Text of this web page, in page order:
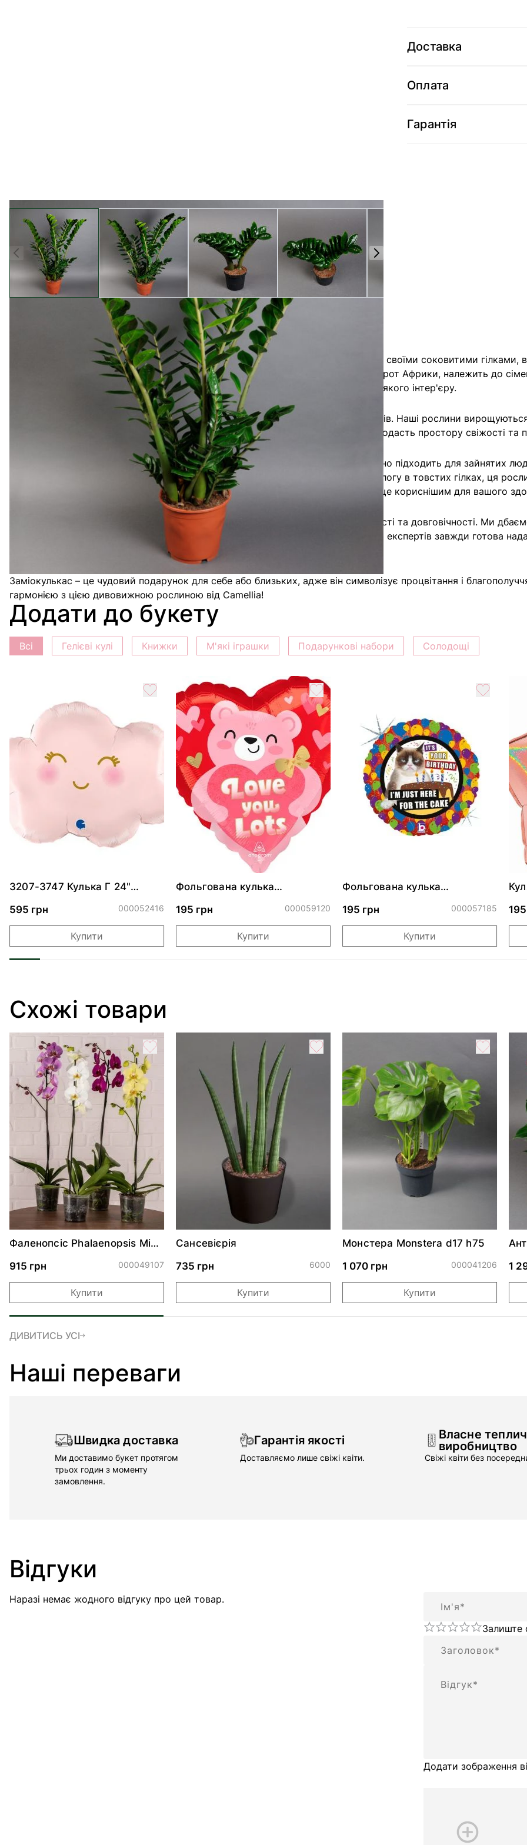
View larger image View larger image
Доставка
Оплата
Гарантія
Характеристика
Заміокулькас - яскрава трав'яниста рослина, яка не може не привертати увагу своїми соковитими
тропіки африканських лісів. І не дивно, адже ця рослина родом з тропічних широт Африки, належить до
спокійно переносить посуху і спеку, що робить її ідеальним вибором для будь-якого інтер'єру.
У магазині Camellia ми пропонуємо вам заміокулькас від кращих постачальників. Наші рослини
якість і здоров'я. Прикрасьте свій дім або офіс цією екзотичною красою, яка додасть простору свіжості
Заміокулькас не лише красивий, але й дуже невибагливий у догляді. Він ідеально підходить для зайнятих
багато часу на догляд за рослинами. Завдяки своїй здатності накопичувати вологу в товстих гілках, ця
того ж, заміокулькас очищає повітря від шкідливих речовин, що робить його ще кориснішим для вашого
Купуючи заміокулькас у магазині Camellia, ви можете бути впевнені в його якості та довговічності. Ми
найкращому стані, готова тішити вас своїм виглядом і користю. Наша команда експертів завжди готова
улюбленицею, щоб вона росла і радувала вас багато років.
Заміокулькас – це чудовий подарунок для себе або близьких, адже він символізує процвітання і
гармонією з цією дивовижною рослиною від Camellia!
Додати до букету
Всі Гелієві кулі Книжки М'які іграшки Подарункові набори Солодощі
3207-3747 Кулька Г 24"
595 грн
000052416
Купити
Фольгована кулька
обіймами"
195 грн 000059120
Купити
Фольгована кулька
ДР"
195 грн 000057185
Купити
Схожі товари
Фаленопсіс Phalaenopsis Mix 1
915 грн
000049107
Купити
Сансевієрія
735 грн
6000
Купити
Монстера Monstera d17 h75
1 070 грн
000041206
Купити
1
ДИВИТИСЬ УСІ
Наші переваги
Швидка доставка
Ми доставимо букет протягом
трьох годин з моменту
замовлення.
Гарантія якості
Доставляємо лише свіжі квіти.
Власне
виробництво
Свіжі квіти без
Відгуки
Наразі немає жодного відгуку про цей товар.
Залиште
Додати зображення